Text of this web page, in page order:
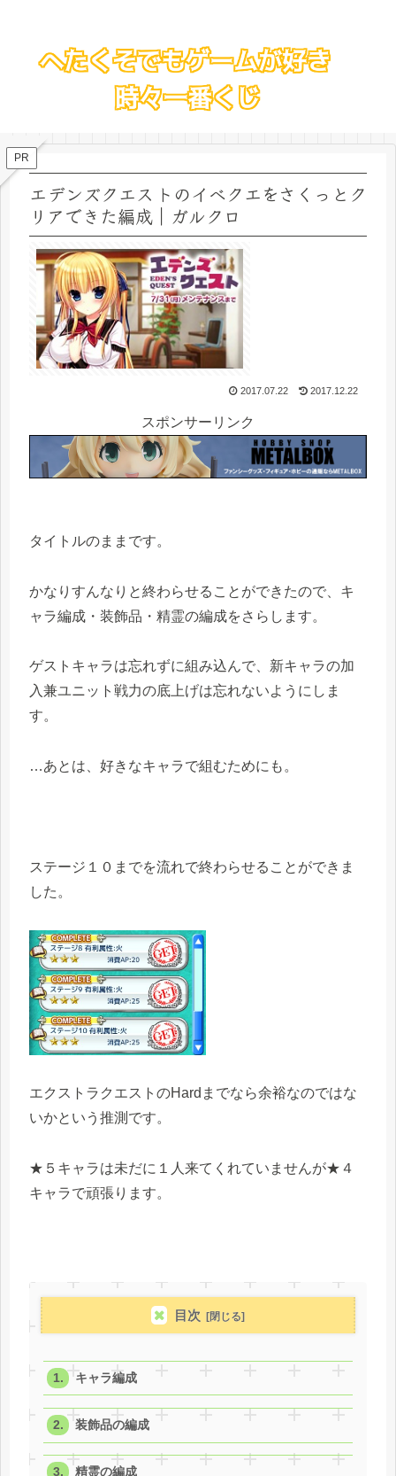
PR
エデンズクエストのイベクエをさくっとク
リアできた編成｜ガルクロ
2017.07.22 2017.12.22
スポンサーリンク
タイトルのままです。
かなりすんなりと終わらせることができたので、キ
ャラ編成・装飾品・精霊の編成をさらします。
ゲストキャラは忘れずに組み込んで、新キャラの加
入兼ユニット戦力の底上げは忘れないようにしま
す。
…あとは、好きなキャラで組むためにも。
ステージ１０までを流れで終わらせることができま
した。
エクストラクエストのHardまでなら余裕なのではな
いかという推測です。
★５キャラは未だに１人来てくれていませんが★４
キャラで頑張ります。
目次
キャラ編成
装飾品の編成
精霊の編成